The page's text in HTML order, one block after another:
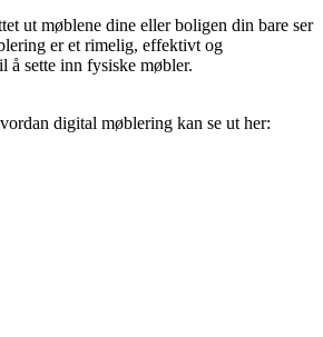
ut møblene dine eller boligen din bare ser
er et rimelig, effektivt og
sette inn fysiske møbler.
digital møblering kan se ut her: